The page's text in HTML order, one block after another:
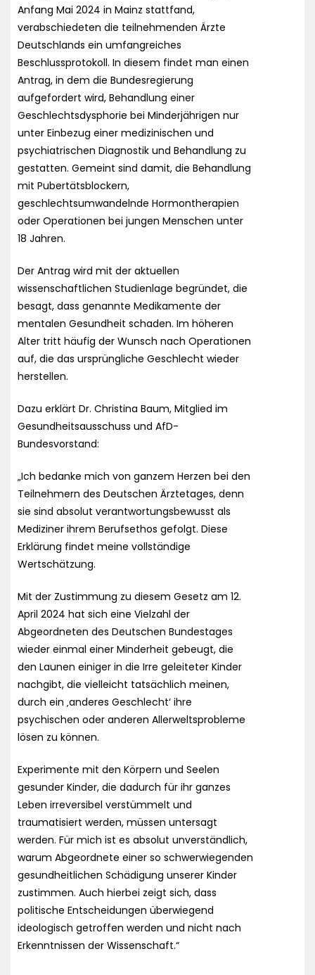
Anfang Mai 2024 in Mainz stattfand,
verabschiedeten die teilnehmenden Ärzte
Deutschlands ein umfangreiches
Beschlussprotokoll. In diesem findet man einen
Antrag, in dem die Bundesregierung
aufgefordert wird, Behandlung einer
Geschlechtsdysphorie bei Minderjährigen nur
unter Einbezug einer medizinischen und
psychiatrischen Diagnostik und Behandlung zu
gestatten. Gemeint sind damit, die Behandlung
mit Pubertätsblockern,
geschlechtsumwandelnde Hormontherapien
oder Operationen bei jungen Menschen unter
18 Jahren.
Der Antrag wird mit der aktuellen
wissenschaftlichen Studienlage begründet, die
besagt, dass genannte Medikamente der
mentalen Gesundheit schaden. Im höheren
Alter tritt häufig der Wunsch nach Operationen
auf, die das ursprüngliche Geschlecht wieder
herstellen.
Dazu erklärt Dr. Christina Baum, Mitglied im
Gesundheitsausschuss und AfD-
Bundesvorstand:
„Ich bedanke mich von ganzem Herzen bei den
Teilnehmern des Deutschen Ärztetages, denn
sie sind absolut verantwortungsbewusst als
Mediziner ihrem Berufsethos gefolgt. Diese
Erklärung findet meine vollständige
Wertschätzung.
Mit der Zustimmung zu diesem Gesetz am 12.
April 2024 hat sich eine Vielzahl der
Abgeordneten des Deutschen Bundestages
wieder einmal einer Minderheit gebeugt, die
den Launen einiger in die Irre geleiteter Kinder
nachgibt, die vielleicht tatsächlich meinen,
durch ein ‚anderes Geschlecht‘ ihre
psychischen oder anderen Allerweltsprobleme
lösen zu können.
Experimente mit den Körpern und Seelen
gesunder Kinder, die dadurch für ihr ganzes
Leben irreversibel verstümmelt und
traumatisiert werden, müssen untersagt
werden. Für mich ist es absolut unverständlich,
warum Abgeordnete einer so schwerwiegenden
gesundheitlichen Schädigung unserer Kinder
zustimmen. Auch hierbei zeigt sich, dass
politische Entscheidungen überwiegend
ideologisch getroffen werden und nicht nach
Erkenntnissen der Wissenschaft.“